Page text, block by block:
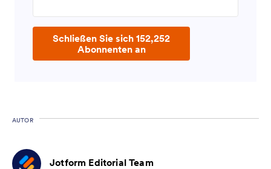
Schließen Sie sich 152,252
Abonnenten an
AUTOR
Jotform Editorial Team